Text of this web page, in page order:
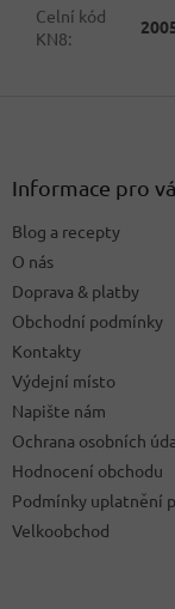
Celní kód
KN8:
Informace pro
Blog a recepty
O nás
Doprava & platby
Obchodní podmínky
Kontakty
Výdejní místo
Napište nám
Ochrana osobních
Hodnocení obchodu
Podmínky uplatnění
Velkoobchod